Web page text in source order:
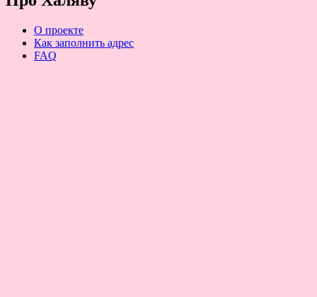
О проекте
Как заполнить адрес
FAQ